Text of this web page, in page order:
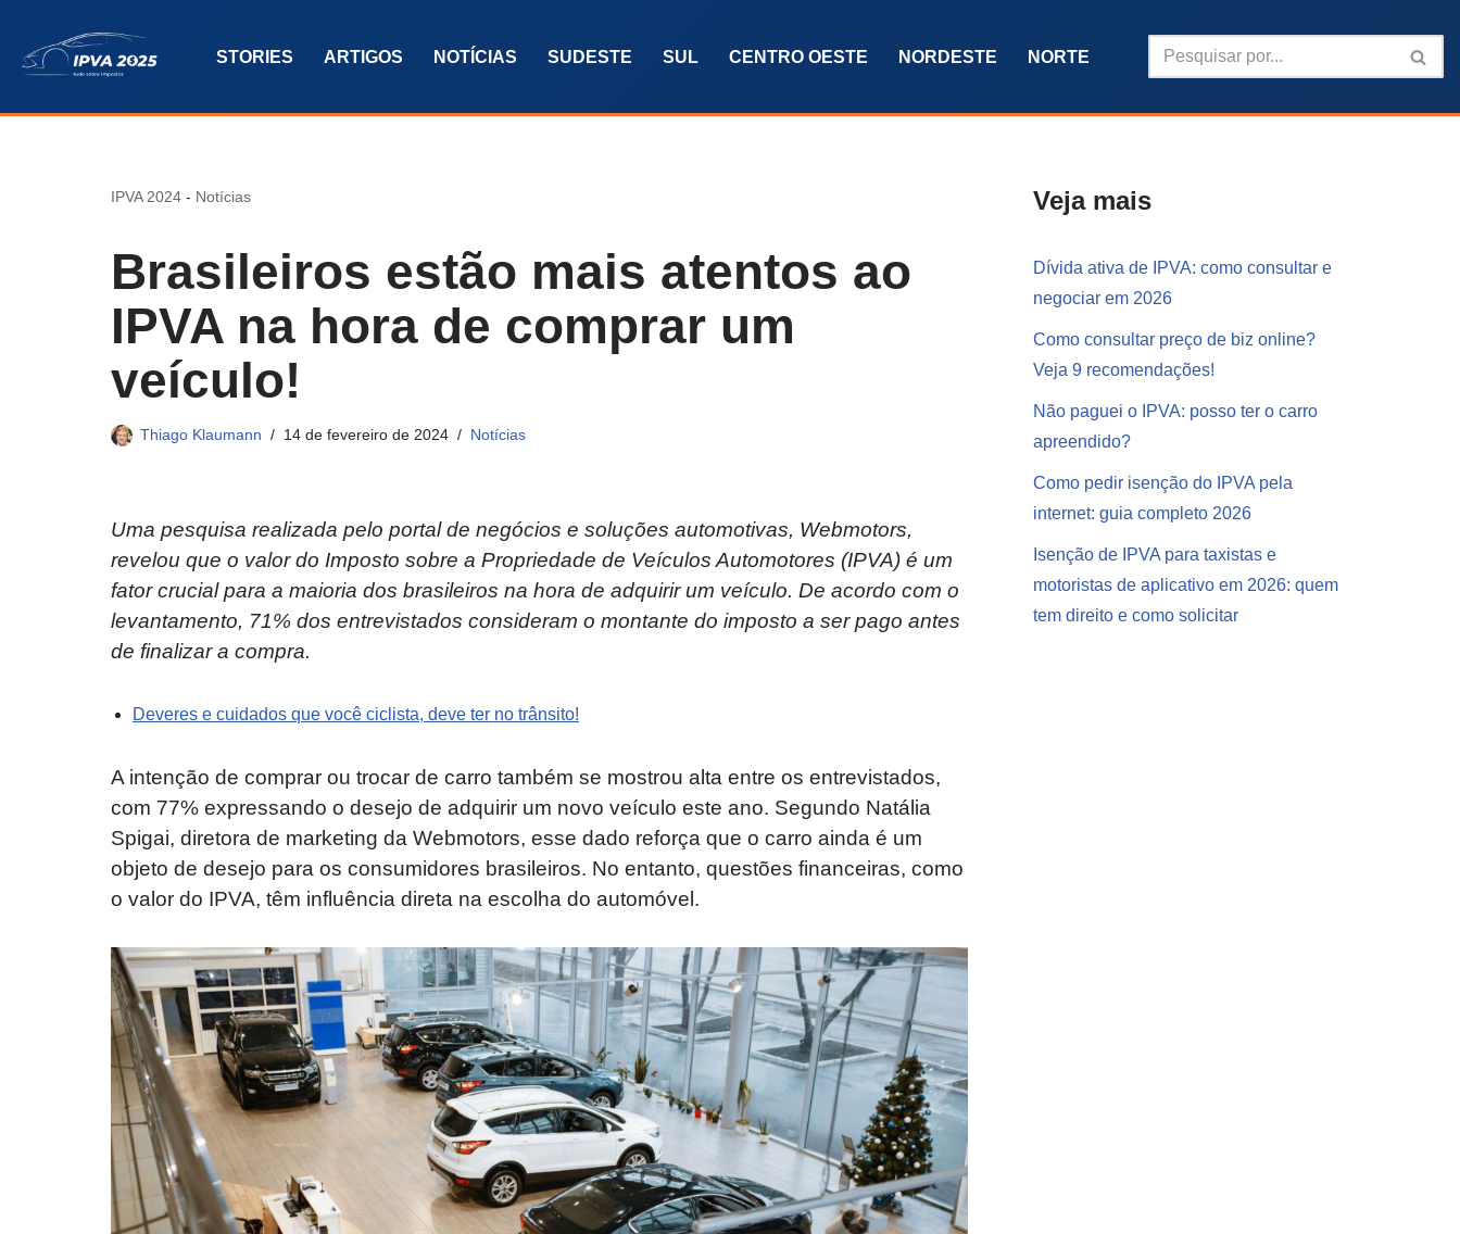
Pular
o
STORIES ARTIGOS NOTÍCIAS SUDESTE SUL CENTRO OESTE NORDESTE NORTE
IPVA 2024 - Notícias
Brasileiros estão mais atentos ao
IPVA na hora de comprar um
veículo!
Thiago Klaumann 14 de fevereiro de 2024 Notícias
Uma pesquisa realizada pelo portal de negócios e soluções automotivas, Webmotors,
revelou que o valor do Imposto sobre a Propriedade de Veículos Automotores (IPVA) é um
fator crucial para a maioria dos brasileiros na hora de adquirir um veículo. De acordo com o
levantamento, 71% dos entrevistados consideram o montante do imposto a ser pago antes
de finalizar a compra.
Deveres e cuidados que você ciclista, deve ter no trânsito!
A intenção de comprar ou trocar de carro também se mostrou alta entre os entrevistados,
com 77% expressando o desejo de adquirir um novo veículo este ano. Segundo Natália
Spigai, diretora de marketing da Webmotors, esse dado reforça que o carro ainda é um
objeto de desejo para os consumidores brasileiros. No entanto, questões financeiras, como
o valor do IPVA, têm influência direta na escolha do automóvel.
Veja mais
Dívida ativa de IPVA: como consultar e
negociar em 2026
Como consultar preço de biz online?
Veja 9 recomendações!
Não paguei o IPVA: posso ter o carro
apreendido?
Como pedir isenção do IPVA pela
internet: guia completo 2026
Isenção de IPVA para taxistas e
motoristas de aplicativo em 2026: quem
tem direito e como solicitar